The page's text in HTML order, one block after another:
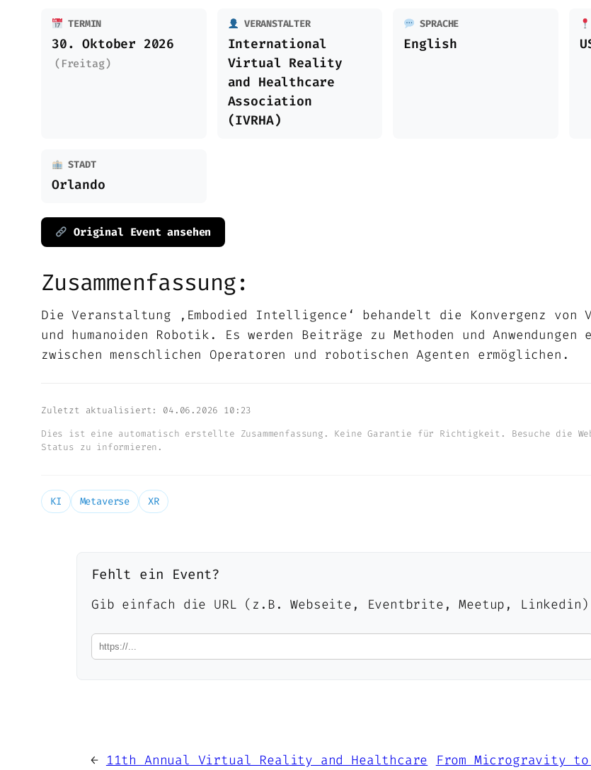
TERMIN
30. Oktober 2026
(Freitag)
VERANSTALTER
International
Virtual Reality
and Healthcare
Association
(IVRHA)
SPRACHE
English
STADT
Orlando
Original Event ansehen
Zusammenfassung:
Die Veranstaltung ‚Embodied Intelligence‘ behandelt die Konvergenz
und humanoiden Robotik. Es werden Beiträge zu Methoden und
zwischen menschlichen Operatoren und robotischen Agenten ermöglichen.
Zuletzt aktualisiert: 04.06.2026 10:23
Dies ist eine automatisch erstellte Zusammenfassung. Keine Garantie für Richtigkeit. Besuche die
Status zu informieren.
KI Metaverse XR
Fehlt ein Event?
Gib einfach die URL (z.B. Webseite, Eventbrite, Meetup, Linkedin)
← 11th Annual Virtual Reality and Healthcare
From Microgravity